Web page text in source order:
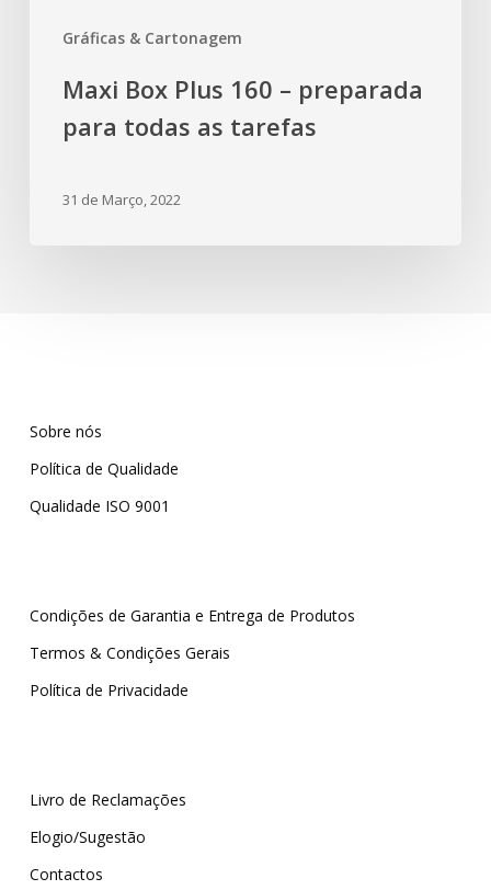
Gráficas & Cartonagem
Maxi Box Plus 160 – preparada
para todas as tarefas
31 de Março, 2022
Sobre nós
Política de Qualidade
Qualidade ISO 9001
Condições de Garantia e Entrega de Produtos
Termos & Condições Gerais
Política de Privacidade
Livro de Reclamações
Elogio/Sugestão
Contactos